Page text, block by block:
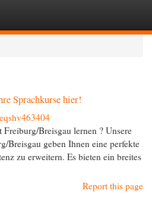
Sprachkurse hier!
Freiburg/Breisgau lernen ? Unsere
Breisgau geben Ihnen eine perfekte
zu erweitern. Es bieten ein breites
Report this page